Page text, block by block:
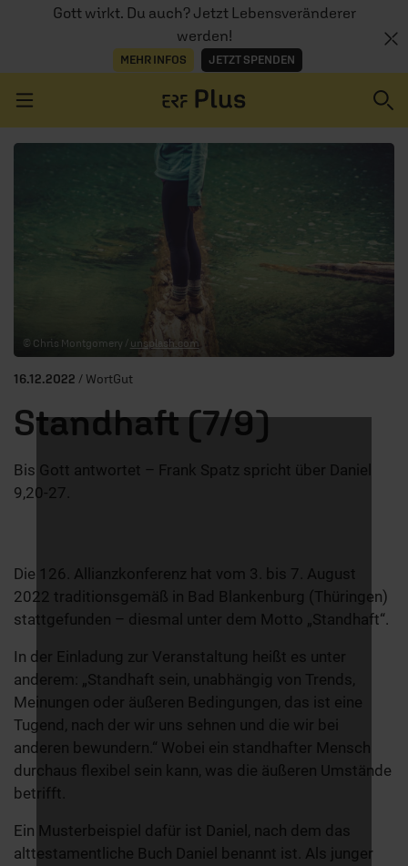
Gott wirkt. Du auch? Jetzt Lebensveränderer
werden!
MEHR INFOS JETZT SPENDEN
AUDIOTHEK
© Chris Montgomery / unsplash.com
16.12.2022 / WortGut
Standhaft (7/9)
Bis Gott antwortet – Frank Spatz spricht über Daniel
9,20-27.
Die 126. Allianzkonferenz hat vom 3. bis 7. August
2022 traditionsgemäß in Bad Blankenburg (Thüringen)
stattgefunden – diesmal unter dem Motto „Standhaft“.
In der Einladung zur Veranstaltung heißt es unter
anderem: „Standhaft sein, unabhängig von Trends,
Meinungen oder äußeren Bedingungen, das ist eine
Tugend, nach der wir uns sehnen und die wir bei
anderen bewundern.“ Wobei ein standhafter Mensch
durchaus flexibel sein kann, was die äußeren Umstände
betrifft.
Ein Musterbeispiel dafür ist Daniel, nach dem das
alttestamentliche Buch Daniel benannt ist. Als junger